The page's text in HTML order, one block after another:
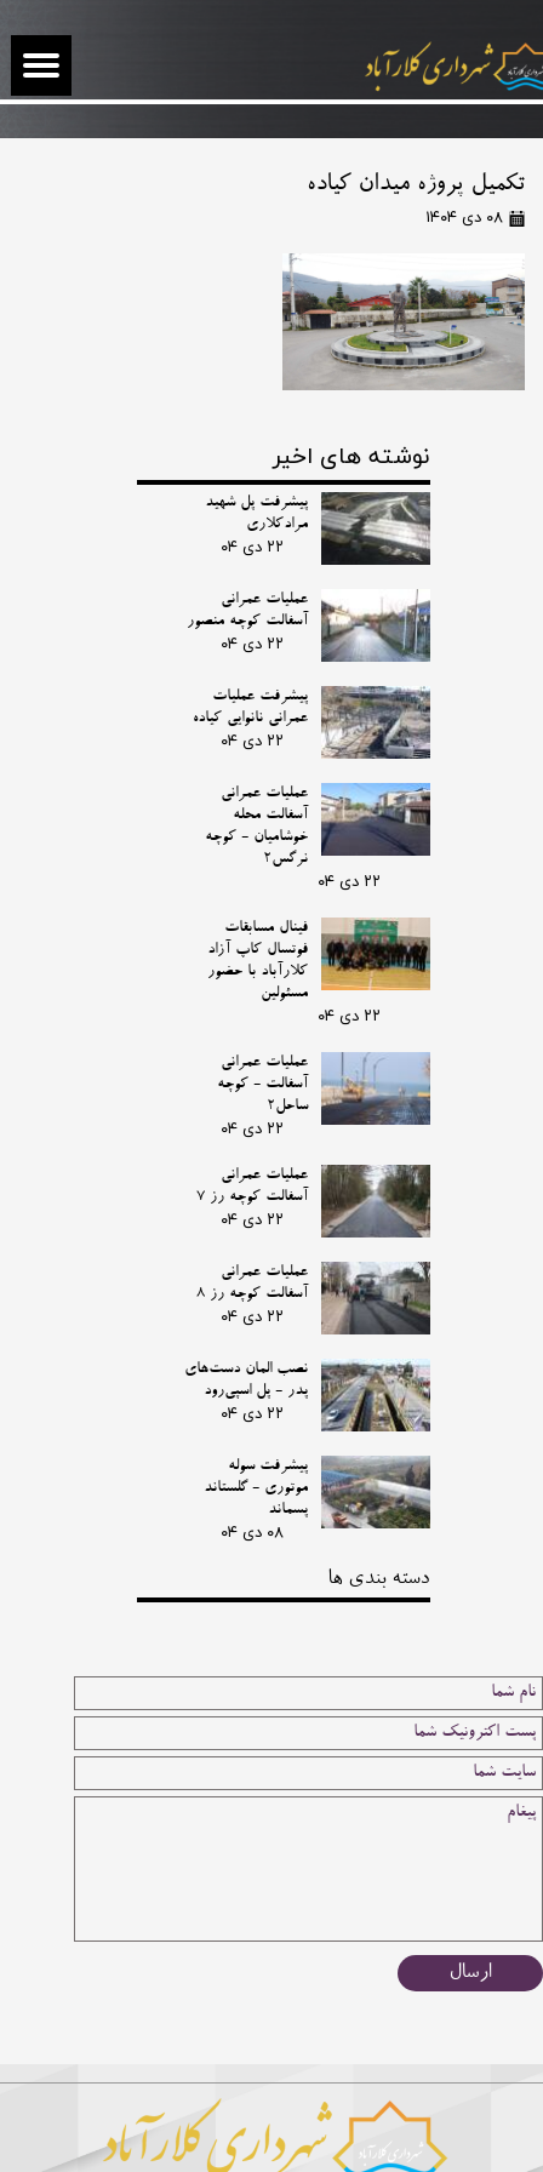
تکمیل پروژه میدان کیاده
۰۸ دی ۱۴۰۴
ارسال
نوشته های اخیر
پیشرفت پل شهید
مرادکلاری
۲۲ دی ۰۴
عملیات عمرانی
آسفالت کوچه منصور
۲۲ دی ۰۴
پیشرفت عملیات
عمرانی نانوایی کیاده
۲۲ دی ۰۴
عملیات عمرانی
آسفالت محله
خوشامیان - کوچه
نرگس2
۲۲ دی ۰۴
فینال مسابقات
فوتسال کاپ آزاد
کلارآباد با حضور
مسئولین
۲۲ دی ۰۴
عملیات عمرانی
آسفالت - کوچه
ساحل2
۲۲ دی ۰۴
عملیات عمرانی
آسفالت کوچه رز 7
۲۲ دی ۰۴
عملیات عمرانی
آسفالت کوچه رز 8
۲۲ دی ۰۴
نصب المان دست‌های
پدر - پل اسپی‌رود
۲۲ دی ۰۴
پیشرفت سوله
موتوری - گلستاند
پسماند
۰۸ دی ۰۴
دسته بندی ها